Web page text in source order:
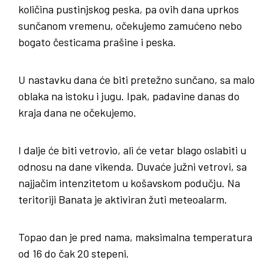
količina pustinjskog peska, pa ovih dana uprkos
sunčanom vremenu, očekujemo zamućeno nebo
bogato česticama prašine i peska.
U nastavku dana će biti pretežno sunčano, sa malo
oblaka na istoku i jugu. Ipak, padavine danas do
kraja dana ne očekujemo.
I dalje će biti vetrovio, ali će vetar blago oslabiti u
odnosu na dane vikenda. Duvaće južni vetrovi, sa
najjačim intenzitetom u košavskom podučju. Na
teritoriji Banata je aktiviran žuti meteoalarm.
Topao dan je pred nama, maksimalna temperatura
od 16 do čak 20 stepeni.